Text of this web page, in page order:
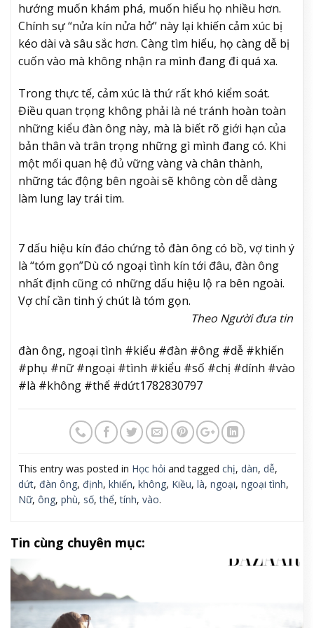
hướng muốn khám phá, muốn hiểu họ nhiều hơn.
Chính sự “nửa kín nửa hở” này lại khiến cảm xúc bị
kéo dài và sâu sắc hơn. Càng tìm hiểu, họ càng dễ bị
cuốn vào mà không nhận ra mình đang đi quá xa.
Trong thực tế, cảm xúc là thứ rất khó kiểm soát.
Điều quan trọng không phải là né tránh hoàn toàn
những kiểu đàn ông này, mà là biết rõ giới hạn của
bản thân và trân trọng những gì mình đang có. Khi
một mối quan hệ đủ vững vàng và chân thành,
những tác động bên ngoài sẽ không còn dễ dàng
làm lung lay trái tim.
7 dấu hiệu kín đáo chứng tỏ đàn ông có bồ, vợ tinh ý
là “tóm gọn”Dù có ngoại tình kín tới đâu, đàn ông
nhất định cũng có những dấu hiệu lộ ra bên ngoài.
Vợ chỉ cần tinh ý chút là tóm gọn.
Theo Người đưa tin
đàn ông, ngoại tình #kiểu #đàn #ông #dễ #khiến
#phụ #nữ #ngoại #tình #kiểu #số #chị #dính #vào
#là #không #thể #dứt1782830797
This entry was posted in Học hỏi and tagged chị, dàn, dễ,
dứt, đàn ông, định, khiến, không, Kiều, là, ngoại, ngoại tình,
Nữ, ông, phù, số,thể,tính, vào.
Tin cùng chuyên mục: